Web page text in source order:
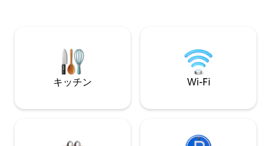
を体験しましょう！🏖️
キッチン Wi-Fi